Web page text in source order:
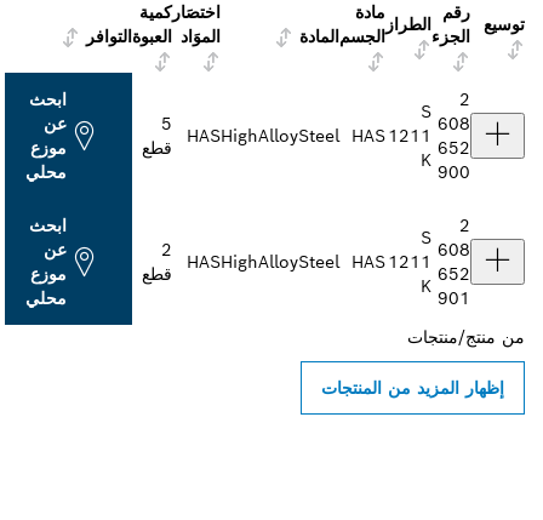
توسيع
رقم
الجزء
الطراز
مادة
الجسمالمادة
اختصَار
الموَاد
كمية
العبوةالتوافر
2
608
652
900
S
1211
K
HAS
HighAlloySteel
HAS
5
قطع
ابحث
عن
موزع
محلي
2
608
652
901
S
1211
K
HAS
HighAlloySteel
HAS
2
قطع
ابحث
عن
موزع
محلي
من منتج/منتجات
إظهار المزيد من المنتجات